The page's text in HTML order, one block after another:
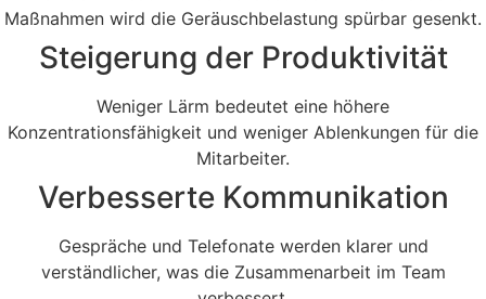
Maßnahmen wird die Geräuschbelastung spürbar gesenkt.
Steigerung der Produktivität
Weniger Lärm bedeutet eine höhere
Konzentrationsfähigkeit und weniger Ablenkungen für die
Mitarbeiter.
Verbesserte Kommunikation
Gespräche und Telefonate werden klarer und
verständlicher, was die Zusammenarbeit im Team